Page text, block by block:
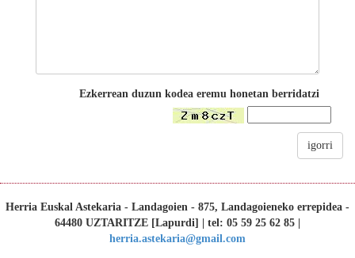
Ezkerrean duzun kodea eremu honetan berridatzi
igorri
Herria Euskal Astekaria - Landagoien - 875, Landagoieneko errepidea -
64480 UZTARITZE [Lapurdi] | tel: 05 59 25 62 85 |
herria.astekaria@gmail.com